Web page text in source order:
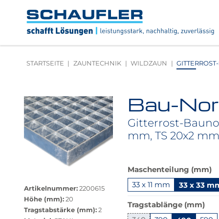
Hauptnavigation
Footernavigation
Logo
verlinkt
zur
STARTSEITE ZAUNTECHNIK WILDZAUN
Produktbilder
überspringen
Artikelnummer:2200615
Höhe (mm):20
Tragstabstärke (mm):2
Bau-
Gitterrost-
mm, TS 20x2 mm
Das
Produkt
ist
in
dieser
Maschenteilung (mm)
33 x 11 mm
33 x 33
Tragstablänge (mm)